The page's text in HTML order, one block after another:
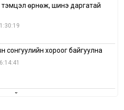
тэмцэл өрнөж, шинэ даргатай
сонгуулийн хороог байгуулна
зөрчил, шалгах,